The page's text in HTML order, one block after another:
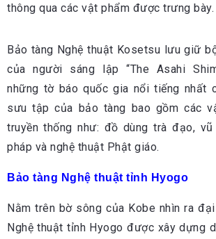
thông qua các vật phẩm được trưng bày.
Bảo tàng Nghệ thuật Kosetsu lưu giữ
của người sáng lập “The Asahi
những tờ báo quốc gia nổi tiếng nhất
sưu tập của bảo tàng bao gồm các
truyền thống như: đồ dùng trà đạo,
pháp và nghệ thuật Phật giáo.
Bảo tàng Nghệ thuật tỉnh Hyogo
Nằm trên bờ sông của Kobe nhìn ra
Nghệ thuật tỉnh Hyogo được xây dựng